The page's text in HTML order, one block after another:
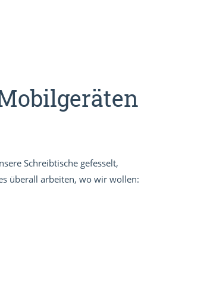
Schreibtische gefesselt,
überall arbeiten, wo wir wollen: